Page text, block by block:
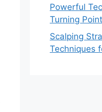
Powerful
Turning
Scalping
Techniques